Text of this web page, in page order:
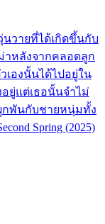
นวายที่ได้เกิดขึ้นกับ
าหลังจากคลอดลูก
เองนั้นได้ไปอยู่ใน
ยู่แต่เธอนั้นจำไม่
กพันกับชายหนุ่มทั้ง
Spring (2025)